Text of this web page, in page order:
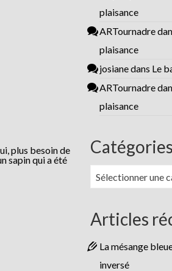
plus besoin de
sapin qui a été
plaisance
ARTournadre
plaisance
josianedans Le
ARTournadre
plaisance
Catégories
Catégories
Sélectionner une
Articles
La mésange
inversé